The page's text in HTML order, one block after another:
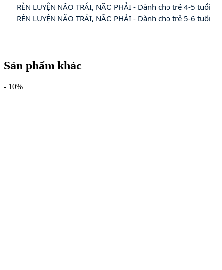
🔸
🔸
RÈN LUYỆN NÃO TRÁI, NÃO PHẢI - Dành cho trẻ 5-6 tuổi
Sản phẩm khác
- 10%